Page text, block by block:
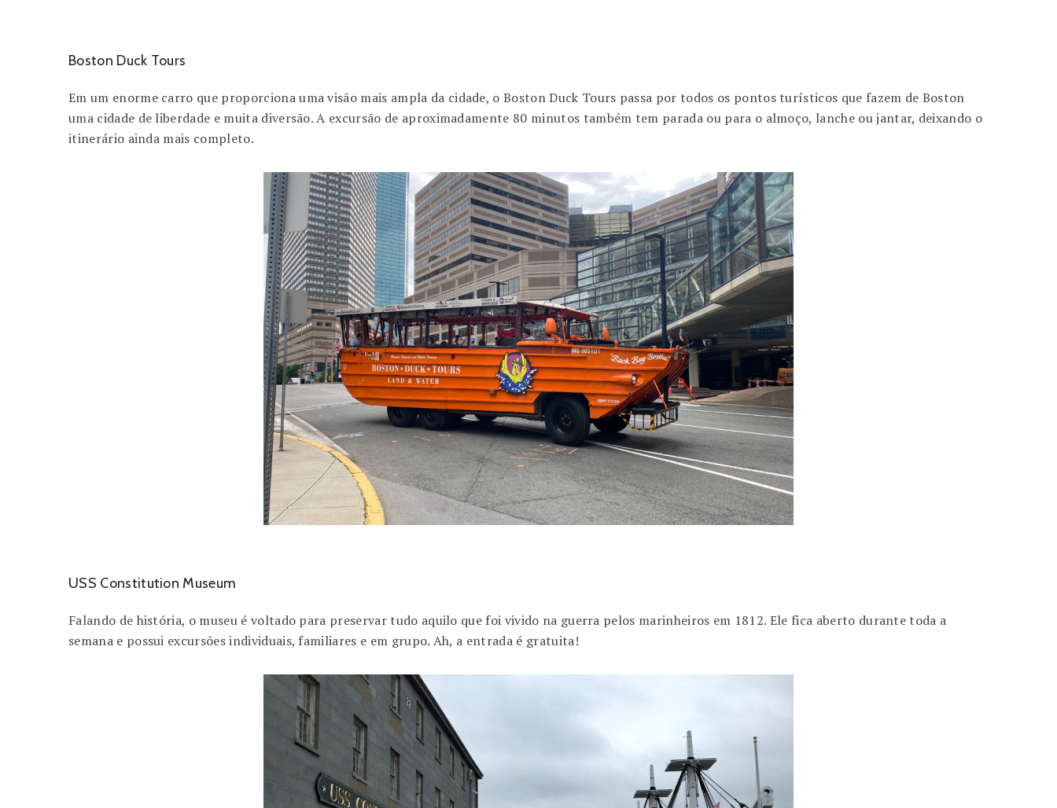
Boston Duck Tours
Em um enorme carro que proporciona uma visão mais ampla da cidade, o Boston Duck Tours passa por todos os pontos turísticos que fazem de Boston
uma cidade de liberdade e muita diversão. A excursão de aproximadamente 80 minutos também tem parada ou para o almoço, lanche ou jantar, deixando o
itinerário ainda mais completo.
USS Constitution Museum
Falando de história, o museu é voltado para preservar tudo aquilo que foi vivido na guerra pelos marinheiros em 1812. Ele fica aberto durante toda a
semana e possui excursões individuais, familiares e em grupo. Ah, a entrada é gratuita!